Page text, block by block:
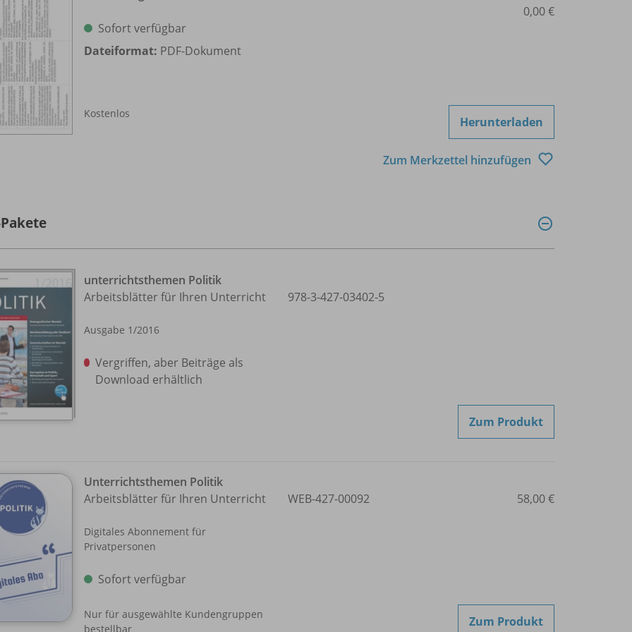
Sofort verfügbar
Dateiformat: PDF-Dokument
Kostenlos
0,00 €
Herunterladen
Zum Merkzettel hinzufügen
unterrichtsthemen Politik
Arbeitsblätter für Ihren Unterricht
Ausgabe 1/2016
Vergriffen, aber Beiträge als
Download erhältlich
978-3-427-03402-5
Zum Produkt
Unterrichtsthemen Politik
Arbeitsblätter für Ihren Unterricht
Digitales Abonnement für
Privatpersonen
Sofort verfügbar
Nur für ausgewählte Kundengruppen
bestellbar
WEB-427-00092 58,00 €
Zum Produkt